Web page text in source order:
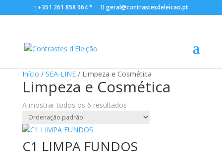
+351 261 858 964 * geral@contrastesdeleicao.pt
Início / SEA-LINE/ Limpeza e Cosmética
Limpeza e Cosmética
A mostrar todos os 6 resultados
C1 LIMPA FUNDOS